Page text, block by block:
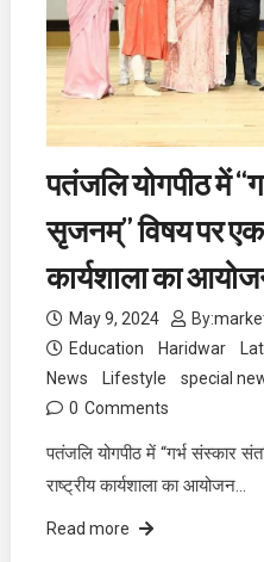
पतंजलि योगपीठ में
सृजनम्” विषय पर एक
कार्यशाला का
May 9, 2024 By:
Education
Haridwar
News
Lifestyle special
0 Comments
पतंजलि योगपीठ में “गर्भ संस्कार
राष्ट्रीय कार्यशाला का आयोजन…
Read more